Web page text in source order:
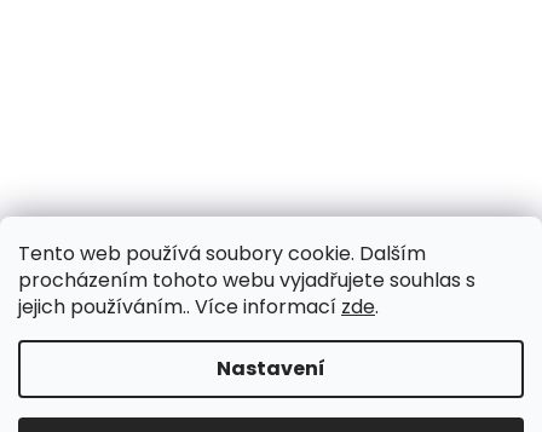
Tento web používá soubory cookie. Dalším
procházením tohoto webu vyjadřujete souhlas s
jejich používáním.. Více informací zde.
Nastavení